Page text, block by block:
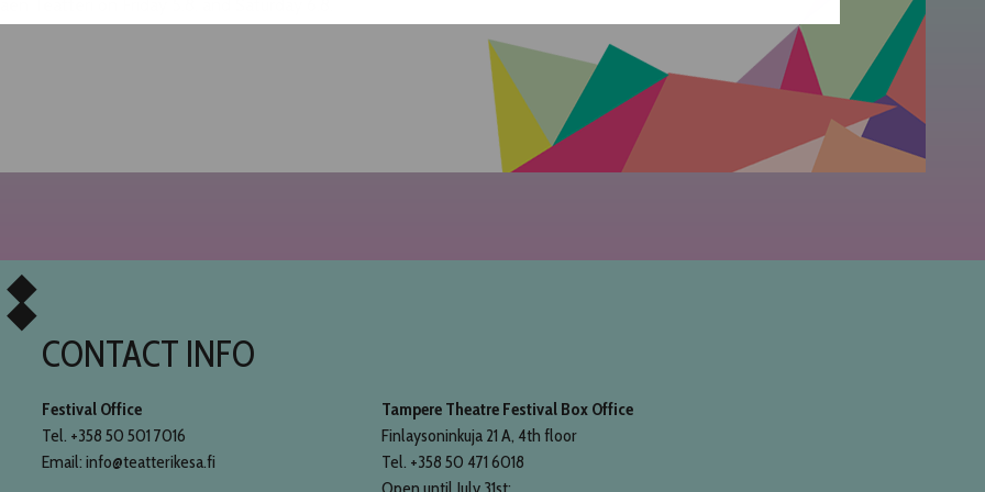
CONTACT INFO
Festival Office
Tel. +358 50 501 7016
Email: info@teatterikesa.fi
Tampere Theatre Festival Box Office
Finlaysoninkuja 21 A, 4th floor
Tel. +358 50 471 6018